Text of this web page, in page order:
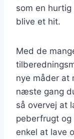
som en
blive et hit.
Med de
nye måder at
næste gang
så overvej at
peberfrugt
enkel at lave